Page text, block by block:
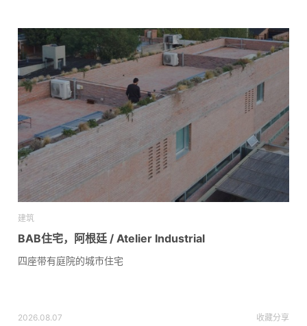
建筑
BAB住宅，阿根廷 / Atelier Industrial
四座带有庭院的城市住宅
2026.08.07 收藏分享